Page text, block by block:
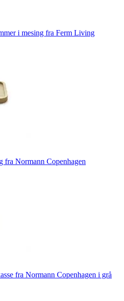
i mesing fra Ferm Living
fra Normann Copenhagen
fra Normann Copenhagen i grå